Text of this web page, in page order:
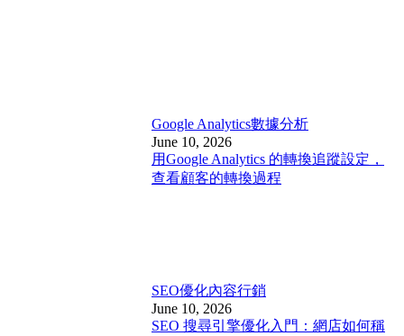
Google Analytics數據分析
June 10, 2026
用Google Analytics 的轉換追蹤設定，
查看顧客的轉換過程
SEO優化內容行銷
June 10, 2026
SEO 搜尋引擎優化入門：網店如何稱